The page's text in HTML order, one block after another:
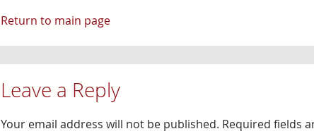
Return to main page
Leave a Reply
Your email address will not be published. Required fields